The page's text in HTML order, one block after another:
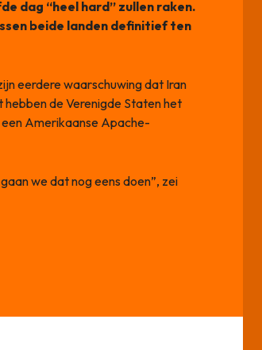
dag “heel hard” zullen raken.
beide landen definitief ten
eerdere waarschuwing dat Iran
hebben de Verenigde Staten het
Amerikaanse Apache-
we dat nog eens doen”, zei